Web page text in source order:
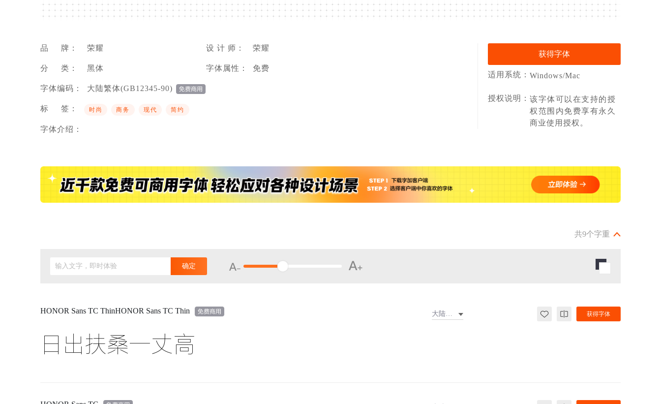
品 牌： 荣耀 设 计 师： 荣耀
分 类： 黑体 字体属性： 免费
字体编码： 大陆繁体(GB12345-90)
标 签： 时尚 商务 现代 简约
字体介绍：
获得字体
适用系统： Windows/Mac
授权说明： 该字体可以在支持的授
权范围内免费享有永久
商业使用授权。
共9个字重
输入文字，即时体验 确定
HONOR Sans TC ThinHONOR Sans TC Thin 获得字体
日出扶桑一丈高